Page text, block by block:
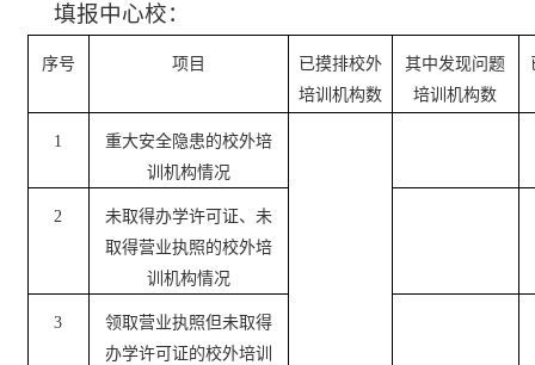
填报中心校：
序号 项目
已摸排校外
培训机构数
其中发现问题
培训机构数
1
重大安全隐患的校外培
训机构情况
2
未取得办学许可证、未
取得营业执照的校外培
训机构情况
3
领取营业执照但未取得
办学许可证的校外培训